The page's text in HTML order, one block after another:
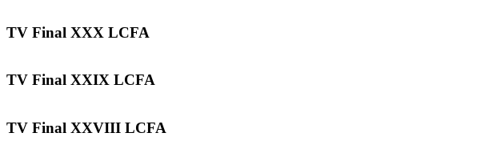
TV Final XXX LCFA
TV Final XXIX LCFA
TV Final XXVIII LCFA